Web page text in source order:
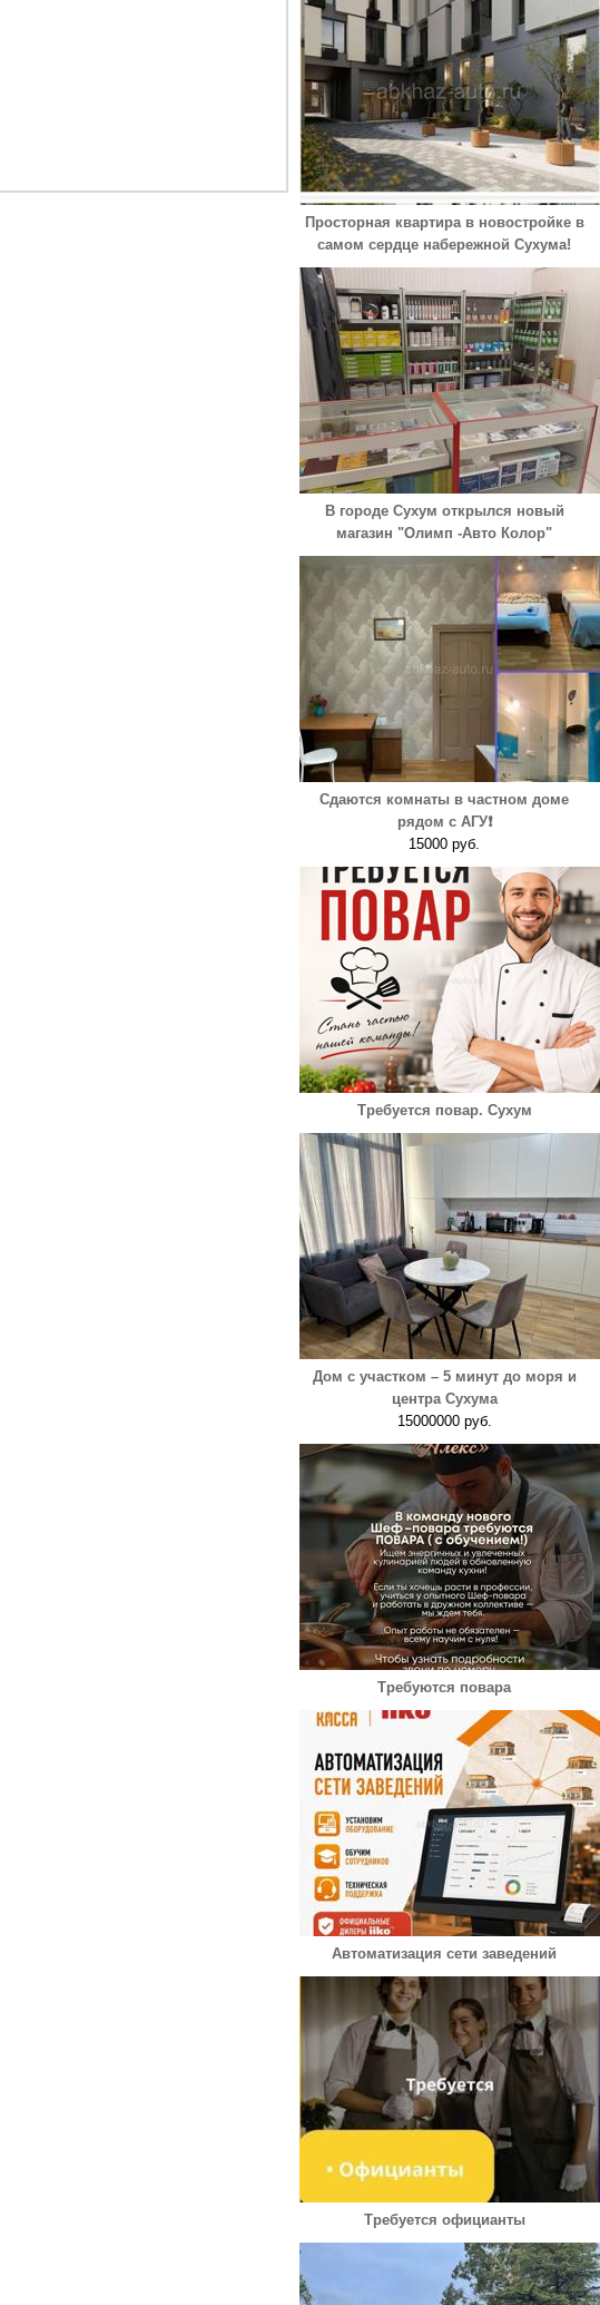
Просторная квартира в новостройке в
самом сердце набережной Сухума!
В городе Сухум открылся новый
магазин "Олимп -Авто Колор"
Сдаются комнаты в частном доме
рядом с АГУ❗️
15000 руб.
Требуется повар. Сухум
Дом с участком – 5 минут до моря и
центра Сухума
15000000 руб.
Требуются повара
Автоматизация сети заведений
Требуется официанты